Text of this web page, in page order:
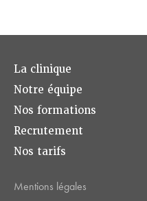
La clinique
Notre équipe
Nos formations
Recrutement
Nos tarifs
Mentions légales